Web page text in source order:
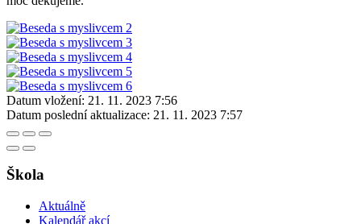
Datum vložení: 21. 11. 2023 7:56
Datum poslední aktualizace: 21. 11. 2023 7:57
Škola
Aktuálně
Kalendář akcí